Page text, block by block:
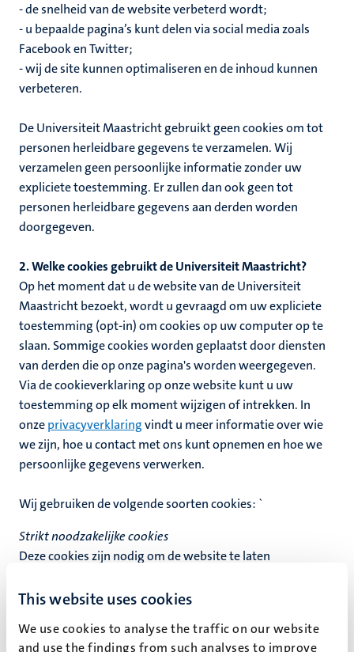
This website uses cookies
We use cookies to analyse the traffic on our website
and use the findings from such analyses to improve
- de snelheid van de website verbeterd wordt;
- u bepaalde pagina’s kunt delen via social media zoals
Facebook en Twitter;
- wij de site kunnen optimaliseren en de inhoud kunnen
verbeteren.
De Universiteit Maastricht gebruikt geen cookies om tot
personen herleidbare gegevens te verzamelen. Wij
verzamelen geen persoonlijke informatie zonder uw
expliciete toestemming. Er zullen dan ook geen tot
personen herleidbare gegevens aan derden worden
doorgegeven.
2. Welke cookies gebruikt de Universiteit Maastricht?
Op het moment dat u de website van de Universiteit
Maastricht bezoekt, wordt u gevraagd om uw expliciete
toestemming (opt-in) om cookies op uw computer op te
slaan. Sommige cookies worden geplaatst door diensten
van derden die op onze pagina's worden weergegeven.
Via de cookieverklaring op onze website kunt u uw
toestemming op elk moment wijzigen of intrekken. In
onzeprivacyverklaringvindt u meer informatie over wie
we zijn, hoe u contact met ons kunt opnemen en hoe we
persoonlijke gegevens verwerken.
Wij gebruiken de volgende soorten cookies: `
Strikt noodzakelijke cookies
Deze cookies zijn nodig om de website te laten
uitgeschakeld. Ze worden meestal alleen ingesteld naar
dienst aanvraagt, zoals het instellen van uw